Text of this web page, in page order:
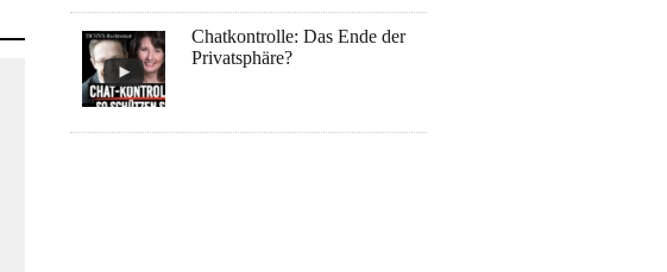
Chatkontrolle: Das Ende der
Privatsphäre?